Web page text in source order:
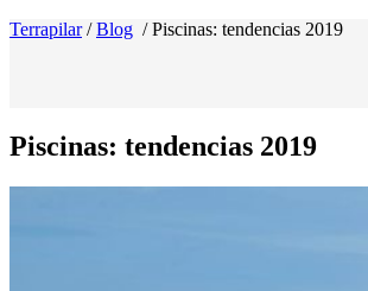
Terrapilar/Blog /Piscinas: tendencias 2019
Piscinas: tendencias 2019